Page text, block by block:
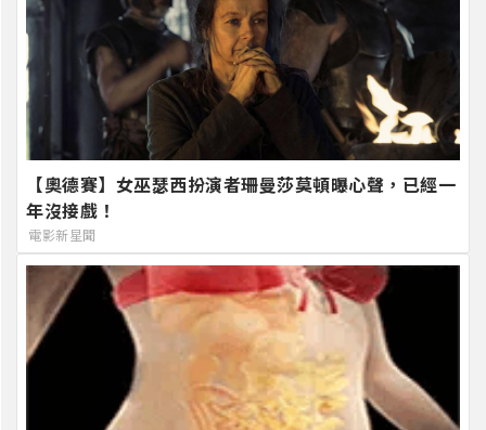
【奧德賽】女巫瑟西扮演者珊曼莎莫頓曝心聲，已經一
年沒接戲！
電影新星聞